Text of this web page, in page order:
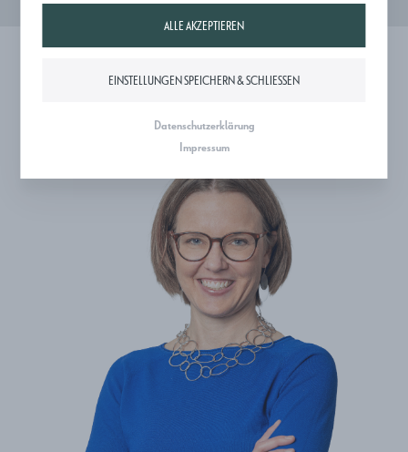
ALLE AKZEPTIEREN
EINSTELLUNGEN SPEICHERN & SCHLIESSEN
Datenschutzerklärung
Impressum